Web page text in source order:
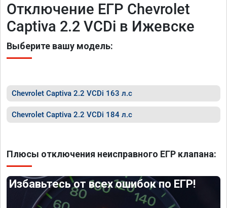
Отключение ЕГР Chevrolet
Captiva 2.2 VCDi в Ижевске
Выберите вашу модель:
Chevrolet Captiva 2.2 VCDi 163 л.с
Chevrolet Captiva 2.2 VCDi 184 л.с
Плюсы отключения неисправного ЕГР клапана:
Избавьтесь от всех ошибок по ЕГР!